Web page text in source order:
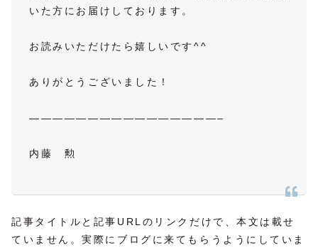
いた方にお届けしております。
お読みいただけたら嬉しいです^^
ありがとうございました！
————————————————–
内藤 勲
記事タイトルと記事URLのリンクだけで、本文は載せ
ていません。実際にブログに来てもらうようにしていま